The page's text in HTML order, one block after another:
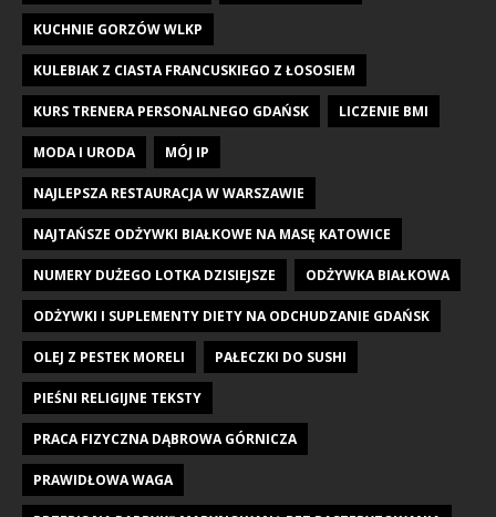
KUCHNIE GORZÓW WLKP
KULEBIAK Z CIASTA FRANCUSKIEGO Z ŁOSOSIEM
KURS TRENERA PERSONALNEGO GDAŃSK LICZENIE BMI
MODA I URODA MÓJ IP
NAJLEPSZA RESTAURACJA W WARSZAWIE
NAJTAŃSZE ODŻYWKI BIAŁKOWE NA MASĘ KATOWICE
NUMERY DUŻEGO LOTKA DZISIEJSZE ODŻYWKA BIAŁKOWA
ODŻYWKI I SUPLEMENTY DIETY NA ODCHUDZANIE GDAŃSK
OLEJ Z PESTEK MORELI PAŁECZKI DO SUSHI
PIEŚNI RELIGIJNE TEKSTY
PRACA FIZYCZNA DĄBROWA GÓRNICZA
PRAWIDŁOWA WAGA